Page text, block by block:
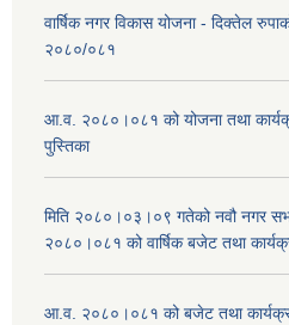
वार्षिक नगर विकास योजना - दिक्तेल
२०८०/०८१
आ.व. २०८०।०८१ को योजना तथा
पुस्तिका
मिति २०८०।०३।०९ गतेको नवौ नगर
२०८०।०८१ को वार्षिक बजेट तथा
आ.व. २०८०।०८१ को बजेट तथा